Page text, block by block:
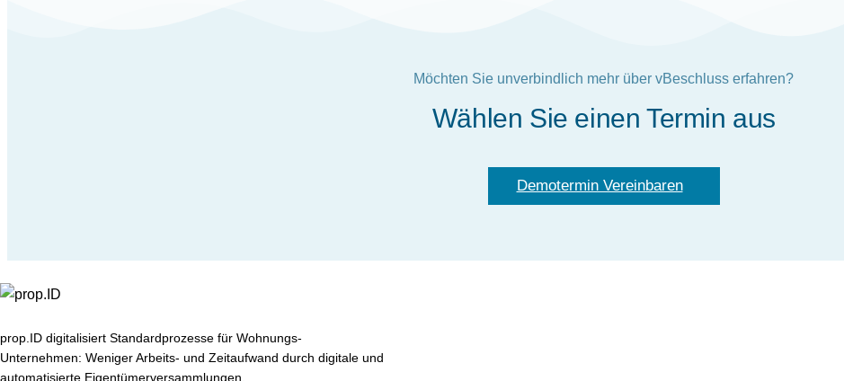
Möchten Sie unverbindlich mehr über vBeschluss erfahren?
Wählen Sie einen Termin aus
Demotermin Vereinbaren
prop.ID digitalisiert Standardprozesse für Wohnungs-
Unternehmen: Weniger Arbeits- und Zeitaufwand durch digitale und
automatisierte Eigentümerversammlungen.